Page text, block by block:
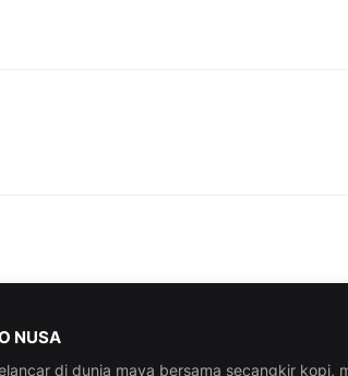
NUSA
di dunia maya bersama secangkir kopi,